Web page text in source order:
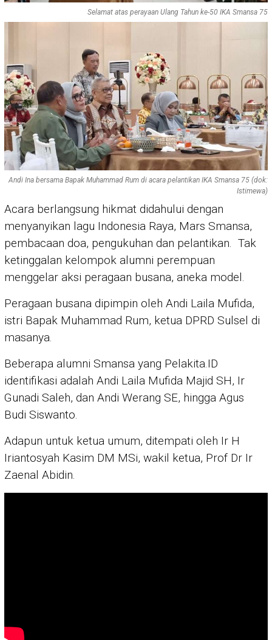
Selamat atas perayaan Ulang Tahun ke-50 IKA Smansa 75
Andi Ina bersama Bapak Muhammad Rum di acara pelantikan IKA Smansa 75 (dok:
Istimewa)
Acara berlangsung hikmat didahului dengan
menyanyikan lagu Indonesia Raya, Mars Smansa,
pembacaan doa, pengukuhan dan pelantikan. Tak
ketinggalan kelompok alumni perempuan
menggelar aksi peragaan busana, aneka model.
Peragaan busana dipimpin oleh Andi Laila Mufida,
istri Bapak Muhammad Rum, ketua DPRD Sulsel di
masanya.
Beberapa alumni Smansa yang Pelakita.ID
identifikasi adalah Andi Laila Mufida Majid SH, Ir
Gunadi Saleh, dan Andi Werang SE, hingga Agus
Budi Siswanto.
Adapun untuk ketua umum, ditempati oleh Ir H
Iriantosyah Kasim DM MSi, wakil ketua, Prof Dr Ir
Zaenal Abidin.